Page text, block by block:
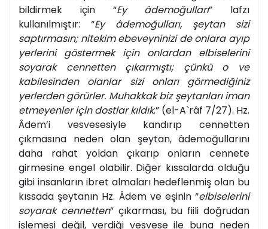
bildirmek için “Ey âdemoğulları” lafzı
kullanılmıştır: “Ey âdemoğulları, şeytan sizi
saptırmasın; nitekim ebeveyninizi de onlara ayıp
yerlerini göstermek için onlardan elbiselerini
soyarak cennetten çıkarmıştı; çünkü o ve
kabilesinden olanlar sizi onları görmediğiniz
yerlerden görürler. Muhakkak biz şeytanları iman
etmeyenler için dostlar kıldık.” (el-A`râf 7/27). Hz.
Âdem’i vesvesesiyle kandırıp cennetten
çıkmasına neden olan şeytan, âdemoğullarını
daha rahat yoldan çıkarıp onların cennete
girmesine engel olabilir. Diğer kıssalarda olduğu
gibi insanların ibret almaları hedeflenmiş olan bu
kıssada şeytanın Hz. Âdem ve eşinin “elbiselerini
soyarak cennetten” çıkarması, bu fiili doğrudan
işlemesi değil, verdiği vesvese ile buna neden